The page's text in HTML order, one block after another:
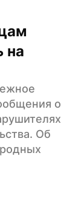
на
о
Об